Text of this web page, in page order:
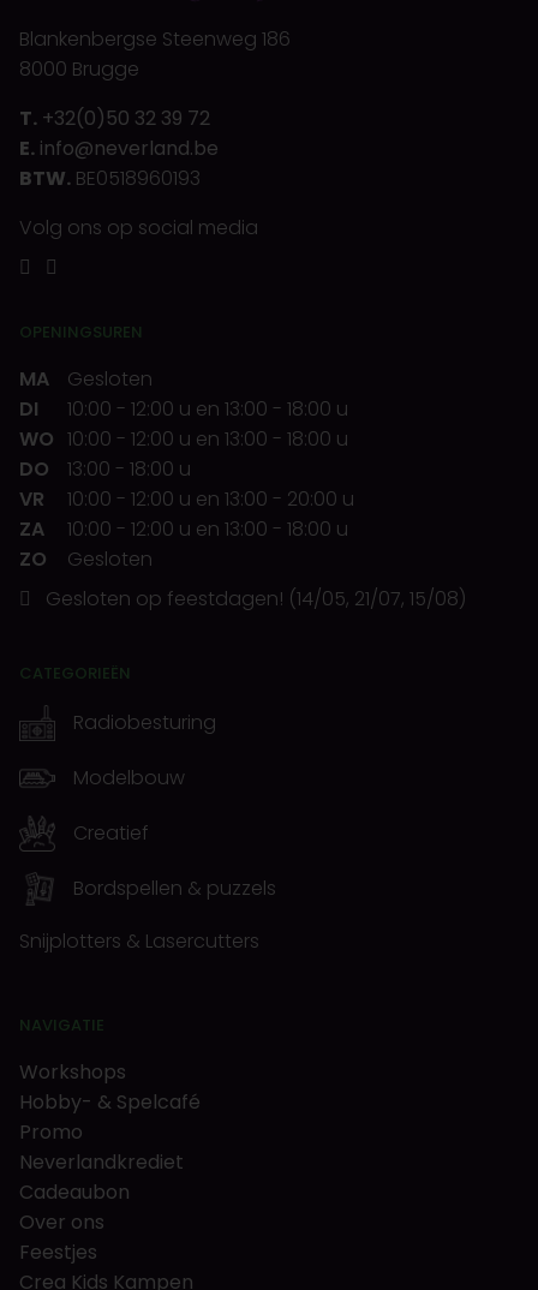
Blankenbergse Steenweg 186
8000 Brugge
T. +32(0)50 32 39 72
E. info@neverland.be
BTW. BE0518960193
Volg ons op social media
OPENINGSUREN
MA
Gesloten
DI
10:00 - 12:00 u en 13:00 - 18:00 u
WO 10:00 - 12:00 u en 13:00 - 18:00 u
DO
13:00 - 18:00 u
VR
10:00 - 12:00 u en 13:00 - 20:00 u
ZA
10:00 - 12:00 u en 13:00 - 18:00 u
ZO
Gesloten
Gesloten op feestdagen! (14/05, 21/07, 15/08)
CATEGORIEËN
Radiobesturing
Modelbouw
Creatief
Bordspellen & puzzels
Snijplotters & Lasercutters
NAVIGATIE
Workshops
Hobby- & Spelcafé
Promo
Neverlandkrediet
Cadeaubon
Over ons
Feestjes
Crea Kids Kampen